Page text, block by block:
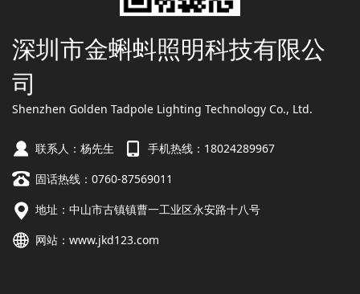
深圳市金蝌蚪照明科技有限公
司
Shenzhen Golden Tadpole Lighting Technology Co., Ltd.
联系人：杨先生
手机热线：18024289967
固话热线：0760-87569011
地址：中山市古镇镇曹一工业区永安路十八号
网站： www.jkd123.com